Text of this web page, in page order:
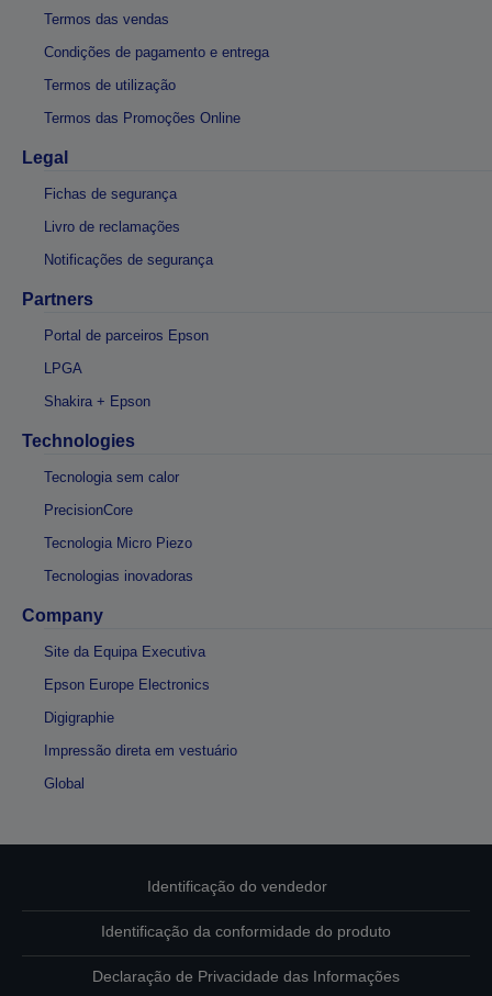
Termos das vendas
Condições de pagamento e entrega
Termos de utilização
Termos das Promoções Online
Legal
Fichas de segurança
Livro de reclamações
Notificações de segurança
Partners
Portal de parceiros Epson
LPGA
Shakira + Epson
Technologies
Tecnologia sem calor
PrecisionCore
Tecnologia Micro Piezo
Tecnologias inovadoras
Company
Site da Equipa Executiva
Epson Europe Electronics
Digigraphie
Impressão direta em vestuário
Global
Identificação do vendedor
Identificação da conformidade do produto
Declaração de Privacidade das Informações